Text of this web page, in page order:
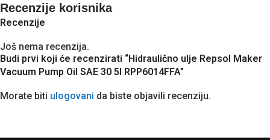
Recenzije korisnika
Recenzije
Još nema recenzija.
Budi prvi koji će recenzirati “Hidraulično ulje Repsol Maker
Vacuum Pump Oil SAE 30 5l RPP6014FFA”
Morate biti ulogovani da biste objavili recenziju.